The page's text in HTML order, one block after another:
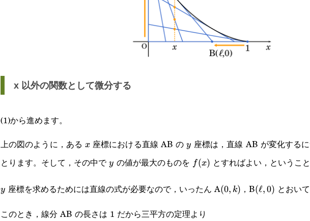
x 以外の関数として微分する
(1)から進めます。
上の図のように，あるx
x 座標における直線 AB のy
y 座標は，直線 AB が変化する
とります。そして，その中でy
y の値が最大のものを f(x)
f(x) とすればよい，というこ
y
y 座標を求めるためには直線の式が必要なので，いったん A(0,k)
(0, k) ，B(\ell,0)
(ℓ,0) とおい
このとき，線分 AB の長さは 1 だから三平方の定理より